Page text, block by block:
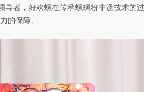
者，好欢螺在传承螺蛳粉非遗技术的
的保障。